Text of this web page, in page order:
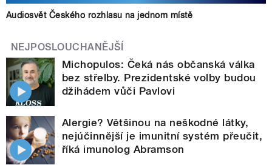
Audiosvět Českého rozhlasu na jednom místě
NEJPOSLOUCHANĚJŠÍ
Michopulos: Čeká nás občanská válka
bez střelby. Prezidentské volby budou
džihádem vůči Pavlovi
Alergie? Většinou na neškodné látky,
nejúčinnější je imunitní systém přeučit,
říká imunolog Abramson